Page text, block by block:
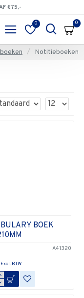
€75,-
0 0
Notitieboeken
A41320
BOEK